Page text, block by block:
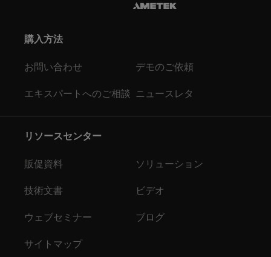
購入方法
お問い合わせ デモのご依頼
エキスパートへのご相談 ニュースレタ
リソースセンター
販促資料 ソリューション
技術文書 ビデオ
ウェブセミナー ブログ
サイトマップ